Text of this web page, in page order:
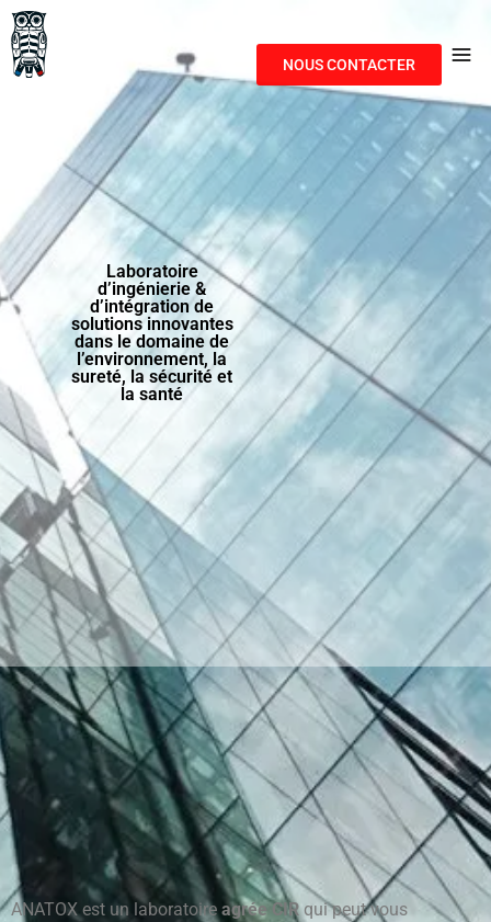
Laboratoire
d’ingénierie &
d’intégration de
solutions innovantes
dans le domaine de
l’environnement, la
sureté, la sécurité et
la santé
NOUS CONTACTER
ANATOX est un laboratoireagrée CIR qui peut vous